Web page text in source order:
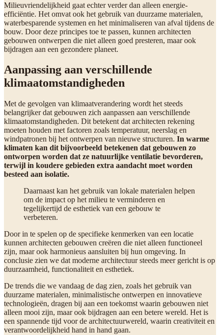
Milieuvriendelijkheid gaat echter verder dan alleen energie-
efficiëntie. Het omvat ook het gebruik van duurzame materialen,
waterbesparende systemen en het minimaliseren van afval tijdens de
bouw. Door deze principes toe te passen, kunnen architecten
gebouwen ontwerpen die niet alleen goed presteren, maar ook
bijdragen aan een gezondere planeet.
Aanpassing aan verschillende
klimaatomstandigheden
Met de gevolgen van klimaatverandering wordt het steeds
belangrijker dat gebouwen zich aanpassen aan verschillende
klimaatomstandigheden. Dit betekent dat architecten rekening
moeten houden met factoren zoals temperatuur, neerslag en
windpatronen bij het ontwerpen van nieuwe structuren. In warme
klimaten kan dit bijvoorbeeld betekenen dat gebouwen zo
ontworpen worden dat ze natuurlijke ventilatie bevorderen,
terwijl in koudere gebieden extra aandacht moet worden
besteed aan isolatie.
Daarnaast kan het gebruik van lokale materialen helpen
om de impact op het milieu te verminderen en
tegelijkertijd de esthetiek van een gebouw te
verbeteren.
Door in te spelen op de specifieke kenmerken van een locatie
kunnen architecten gebouwen creëren die niet alleen functioneel
zijn, maar ook harmonieus aansluiten bij hun omgeving. In
conclusie zien we dat moderne architectuur steeds meer gericht is op
duurzaamheid, functionaliteit en esthetiek.
De trends die we vandaag de dag zien, zoals het gebruik van
duurzame materialen, minimalistische ontwerpen en innovatieve
technologieën, dragen bij aan een toekomst waarin gebouwen niet
alleen mooi zijn, maar ook bijdragen aan een betere wereld. Het is
een spannende tijd voor de architectuurwereld, waarin creativiteit en
verantwoordelijkheid hand in hand gaan.